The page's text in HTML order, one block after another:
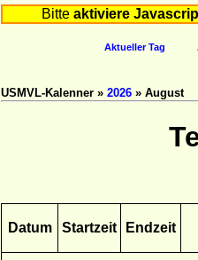
Bitte aktiviere
Aktueller Tag
USMVL-Kalenner » 2026 » August
Datum Startzeit Endzeit